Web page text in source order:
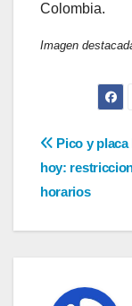
Colombia.
Imagen
de
entradas
Pico y
hoy:
horarios